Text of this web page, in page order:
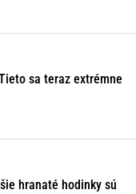
sa teraz extrémne
hranaté hodinky sú